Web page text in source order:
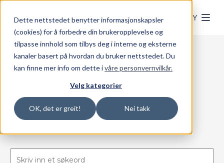
Dette nettstedet benytter informasjonskapsler
(cookies) for å forbedre din brukeropplevelse og
tilpasse innhold som tilbys deg i interne og eksterne
kanaler basert på hvordan du bruker nettstedet. Du
kan finne mer info om dette ivåre personvernvilkår.
Velg kategorier
OK, det er greit! Nei takk
MENY
Søk
Hva leter du etter?